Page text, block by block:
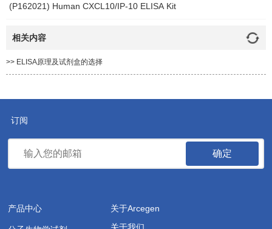
(P162021) Human CXCL10/IP-10 ELISA Kit
相关内容
>> ELISA原理及试剂盒的选择
订阅
确定
产品中心
关于Arcegen
关于我们